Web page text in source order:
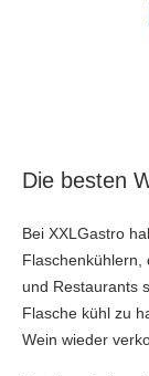
Die besten
Bei XXLGastro
Flaschenkühlern,
und Restaurants
Flasche kühl zu
Wein wieder